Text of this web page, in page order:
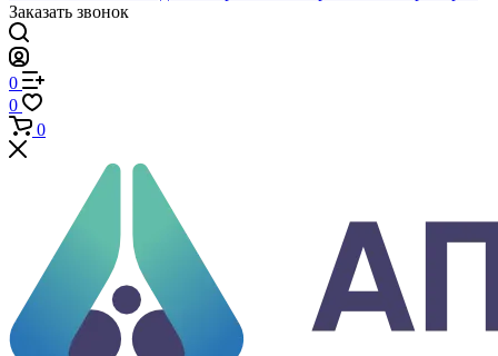
+7 (812) 640-40-13
По всем вопросам
8 800 777 20 78
Отдел неразрушающего контроля
+7 965 786 38 77
Отдел контрольно измерительных приборов
Заказать звонок
0
0